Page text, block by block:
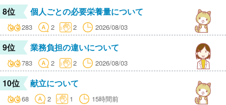
8位 個人ごとの必要栄養量について
283 2 2 2026/08/03
9位 業務負担の違いについて
783 2 2 2026/08/03
10位 献立について
68 2 1 15時間前